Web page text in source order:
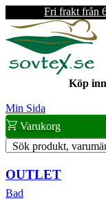
Fri frakt från
Köp
Min Sida
Varukorg
Sök produkt,
OUTLET
Bad